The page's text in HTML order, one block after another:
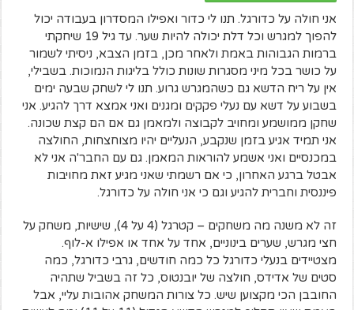
אני חולה על כדורגל. תנו לי כדור ואפילו המסדרון בעבודה יכול
להפוך למגרש וכל דלת יכולה להיות שער. עד גיל 19 שיחקתי
ברמות הגבוהות באמת ולאחר מכן, בזמן הצבא, ניסיתי לשמור
על כושר בכל מיני מסגרות שונות כולל בליגות הנמוכות. בשבילי,
אין על ריח הדשא גם כשהמגרש גרוע. תנו לי לשחק שבעה ימים
בשבוע על דשא עם נעלי פקקים ומגנים ואני אמצא דרך להגיע. אני
שחקן ממושמע ומחויב לקבוצה ולמאמן גם אם הם קצת שכונה.
אני תמיד אגיע בזמן שנקבע, הנעליים יהיו מצוחצחות, החולצה
במכנסיים ואני אשמע להוראות המאמן. גם עם החבר'ה אני לא
אבטל ברגע האחרון, כי אם רשמתי שאני מגיע זאת מחויבות
פיננסית וחברית להגיע וגם כי אני חולה על כדורגל.
זה לא משנה מה משחקים – קטרגל (4 על 4), שישיות, משחק על
חצי מגרש, שערים בינוניים, אחד על אחד או אפילו א-לוף.
מצטיידים בנעלי כדורגל כל כמה חודשים, גרבי כדורגל, כמה
סטים של אדידס, חולצה של יובנטוס, כל זה בשביל שתהיה
החובבן הכי מקצוען שיש. כל צורות המשחק אהובות עליי, אבל